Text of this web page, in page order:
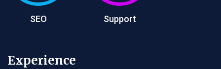
SEO Support
Experience